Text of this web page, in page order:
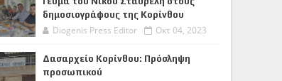
δημοσιογράφους της Κορίνθου
Diogenis Press Editor Οκτ 04, 2023
Δασαρχείο Κορίνθου: Πρόσληψη
προσωπικού